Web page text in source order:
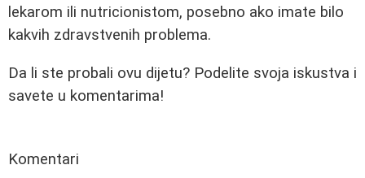
lekarom ili nutricionistom, posebno ako imate bilo
kakvih zdravstvenih problema.
Da li ste probali ovu dijetu? Podelite svoja iskustva i
savete u komentarima!
Komentari